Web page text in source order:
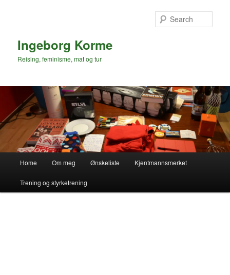
Ingeborg Korme
Reising, feminisme, mat og tur
Home Om meg Ønskeliste Kjentmannsmerket
Trening og styrketrening